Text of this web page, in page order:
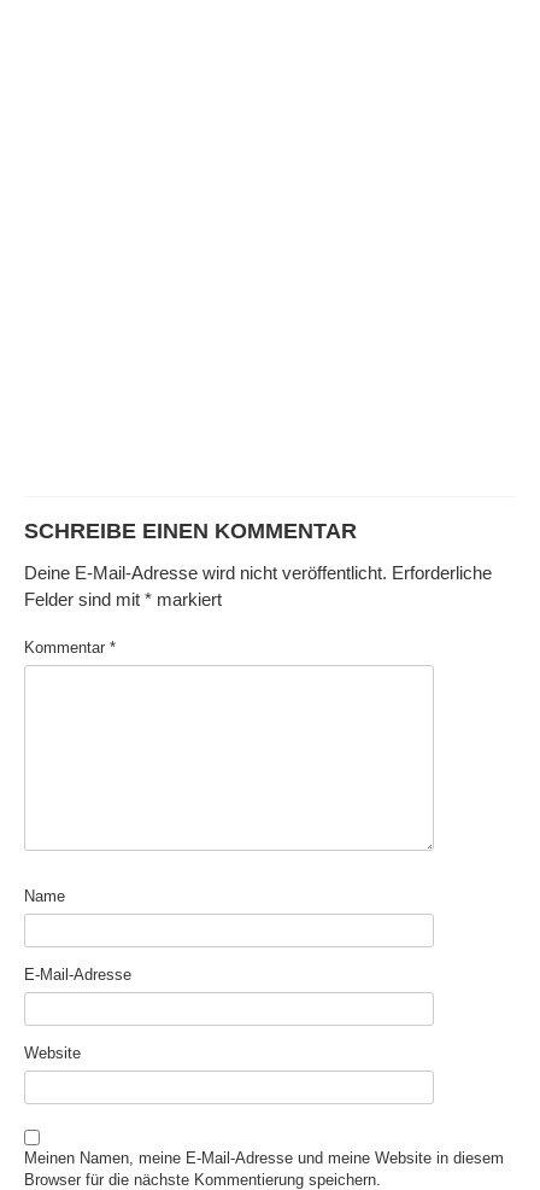
SCHREIBE EINEN KOMMENTAR
Deine E-Mail-Adresse wird nicht veröffentlicht. Erforderliche
Felder sind mit * markiert
Kommentar *
Name
E-Mail-Adresse
Website
Meinen Namen, meine E-Mail-Adresse und meine Website in diesem
Browser für die nächste Kommentierung speichern.